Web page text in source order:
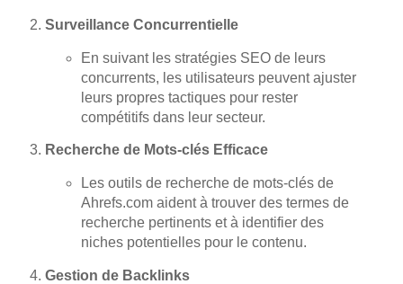
Surveillance Concurrentielle
En suivant les stratégies SEO de leurs
concurrents, les utilisateurs peuvent ajuster
leurs propres tactiques pour rester
compétitifs dans leur secteur.
Recherche de Mots-clés Efficace
Les outils de recherche de mots-clés de
Ahrefs.com aident à trouver des termes de
recherche pertinents et à identifier des
niches potentielles pour le contenu.
Gestion de Backlinks